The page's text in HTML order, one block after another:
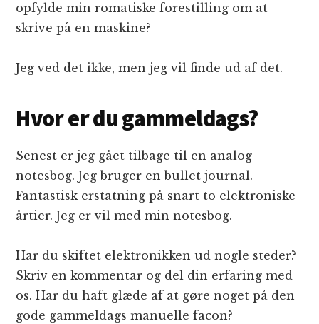
opfylde min romatiske forestilling om at
skrive på en maskine?
Jeg ved det ikke, men jeg vil finde ud af det.
Hvor er du gammeldags?
Senest er jeg gået tilbage til en analog
notesbog. Jeg bruger en bullet journal.
Fantastisk erstatning på snart to elektroniske
årtier. Jeg er vil med min notesbog.
Har du skiftet elektronikken ud nogle steder?
Skriv en kommentar og del din erfaring med
os. Har du haft glæde af at gøre noget på den
gode gammeldags manuelle facon?